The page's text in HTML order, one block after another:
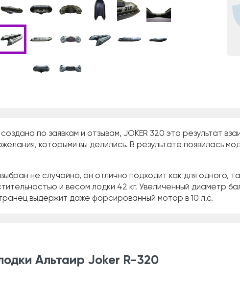
по заявкам и отзывам, JOKER 320 это результат
которыми вы делились. В результате появилась
не случайно, он отлично подходит как для одного,
и весом лодки 42 кг. Увеличенный диаметр
выдержит даже форсированный мотор в 10 л.с.
Альтаир Joker R-320